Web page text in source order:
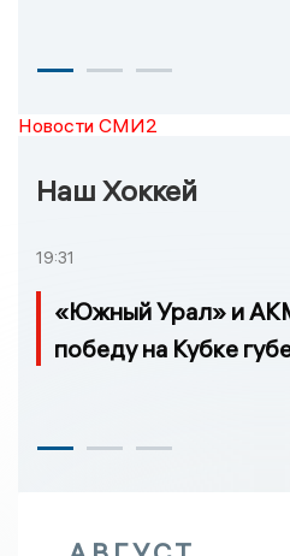
Новости СМИ2
Наш Хоккей
19:31
«Южный Урал» и
победу на Кубке